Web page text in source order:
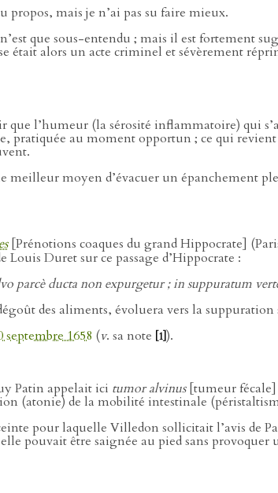
propos, mais je n’ai pas su faire mieux.
que sous-entendu ; mais il est fortement
était alors un acte criminel et sévèrement
l’humeur (la sérosité inflammatoire) qui
pratiquée au moment opportun ; ce qui
meilleur moyen d’évacuer un épanchement
[Prénotions coaques du grand Hippocrate]
Duret sur ce passage d’Hippocrate :
parcè ducta non expurgetur ; in suppuratum
des aliments, évoluera vers la
septembre 1658 (v. sa note [1] ).
Patin appelait ici tumor alvinus[tumeur fécale]
(atonie) de la mobilité intestinale
pour laquelle Villedon sollicitait l’avis de
pouvait être saignée au pied sans provoquer